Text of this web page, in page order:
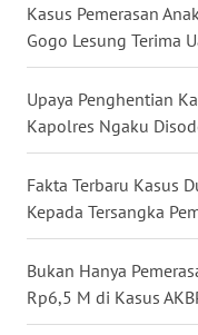
Kasus Pemerasan
Gogo Lesung Terima
Upaya Penghentian
Kapolres Ngaku
Fakta Terbaru Kasus
Kepada Tersangka
Bukan Hanya
Rp6,5 M di Kasus
WN
SUMSEL
BENGKULU
WN
LAMPUNG
WN
JATENG